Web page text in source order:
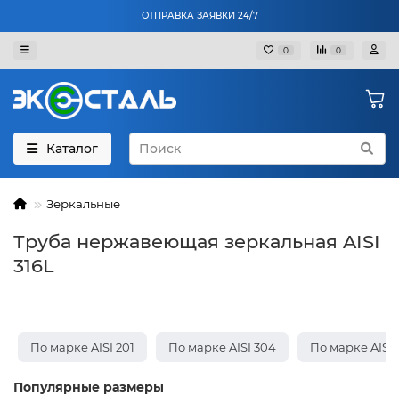
ОТПРАВКА ЗАЯВКИ 24/7
0 0
Каталог
Зеркальные
Труба нержавеющая зеркальная AISI
316L
По марке AISI 201 По марке AISI 304 По марке AISI
Популярные размеры